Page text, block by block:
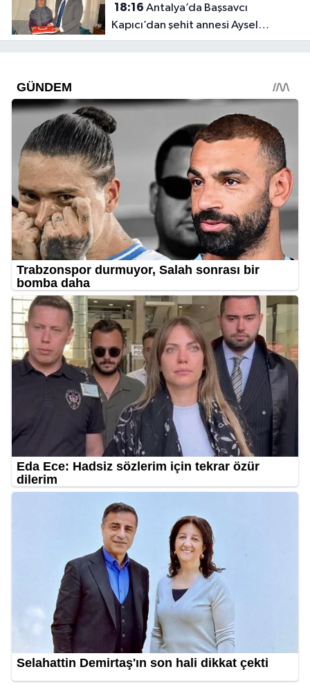
18:16
Kapıcı’dan şehit annesi Aysel
Belen’e anlamlı ziyaret